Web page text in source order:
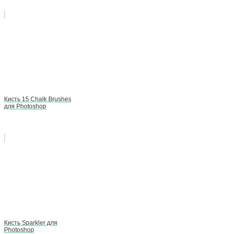
Кисть 15 Chalk Brushes
для Photoshop
Кисть Sparkler для
Photoshop